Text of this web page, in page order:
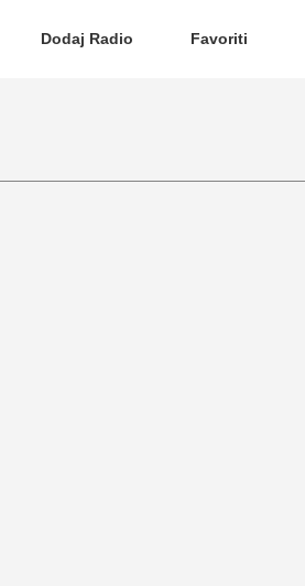
Dodaj Radio Favoriti